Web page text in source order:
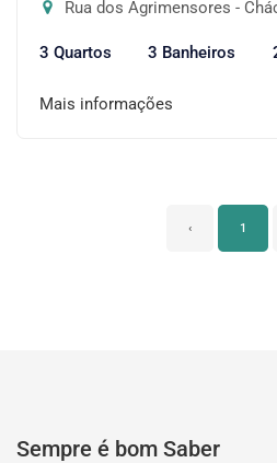
Rua dos Agrimensores -
3 Quartos 3 Banheiros
Mais informações
‹ 1
Sempre é bom Saber